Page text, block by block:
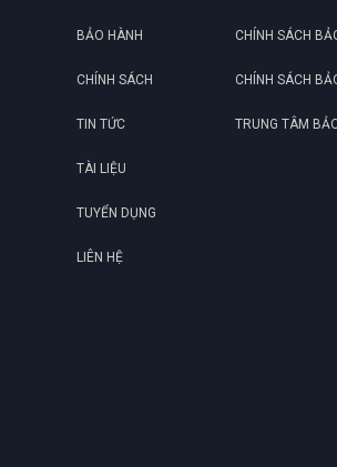
BẢO HÀNH
CHÍNH SÁCH
TIN TỨC
TÀI LIỆU
TUYỂN DỤNG
LIÊN HỆ
CHÍNH SÁCH
CHÍNH SÁCH
TRUNG TÂM